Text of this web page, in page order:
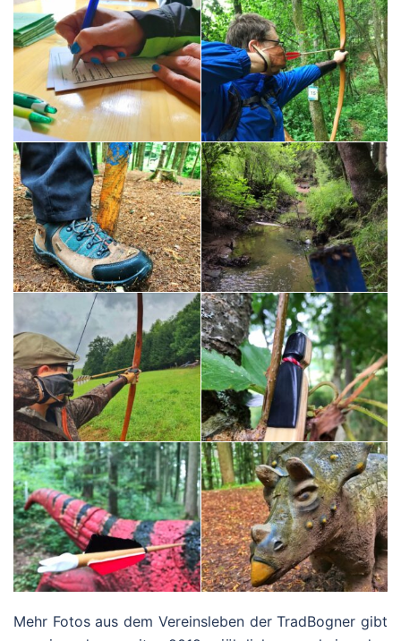
Mehr Fotos aus dem Vereinsleben der TradBogner gibt